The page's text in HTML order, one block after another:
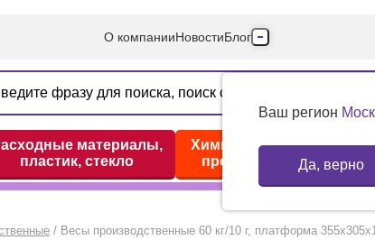
О компанииНовостиБлог
Производители
Партнеры
Контакты
Ваш регион
Да, верно
материалы,
пластик, стекло
Химические реактивы,
препараты, наборы
/ Весы производственные 60 кг/10 г, платформа